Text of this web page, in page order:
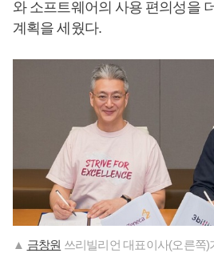
와 소프트웨어의 사용 편의성을
계획을 세웠다.
▲ 금창원 쓰리빌리언 대표이사(오른쪽)